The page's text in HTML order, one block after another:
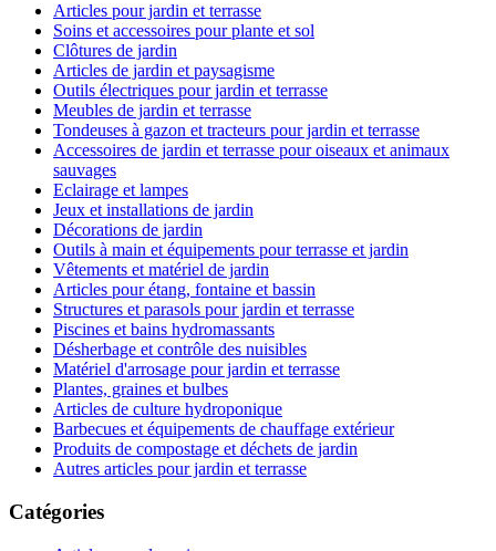
Articles pour jardin et terrasse
Soins et accessoires pour plante et sol
Clôtures de jardin
Articles de jardin et paysagisme
Outils électriques pour jardin et terrasse
Meubles de jardin et terrasse
Tondeuses à gazon et tracteurs pour jardin et terrasse
Accessoires de jardin et terrasse pour oiseaux et animaux
sauvages
Eclairage et lampes
Jeux et installations de jardin
Décorations de jardin
Outils à main et équipements pour terrasse et jardin
Vêtements et matériel de jardin
Articles pour étang, fontaine et bassin
Structures et parasols pour jardin et terrasse
Piscines et bains hydromassants
Désherbage et contrôle des nuisibles
Matériel d'arrosage pour jardin et terrasse
Plantes, graines et bulbes
Articles de culture hydroponique
Barbecues et équipements de chauffage extérieur
Produits de compostage et déchets de jardin
Autres articles pour jardin et terrasse
Catégories